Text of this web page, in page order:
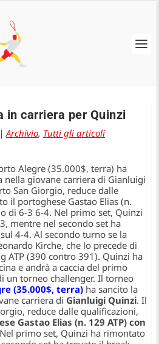
in carriera per Quinzi
|Archivio, Tutti gli articoli
Alegre (35.000$, terra) ha
giovane carriera di Gianluigi
San Giorgio, reduce dalle
il portoghese Gastao Elias (n.
di 6-3 6-4. Nel primo set, Quinzi
mentre nel secondo set ha
4-4. Al secondo turno se la
Kirche, che lo precede di
ATP (390 contro 391). Quinzi ha
e andrà a caccia del primo
un torneo challenger.Il torneo
(35.000$, terra) ha sancito la
carriera di Gianluigi Quinzi. Il
reduce dalle qualificazioni,
Gastao Elias (n. 129 ATP) con
primo set, Quinzi ha rimontato